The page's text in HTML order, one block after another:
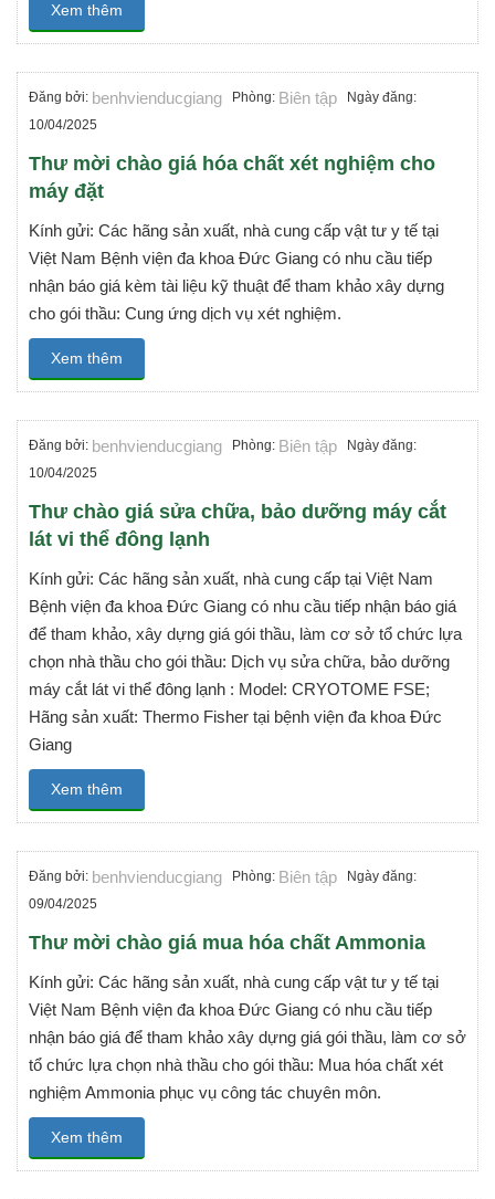
Xem thêm
Đăng bởi: benhvienducgiang Phòng: Biên tập Ngày đăng:
10/04/2025
Thư mời chào giá hóa chất xét nghiệm cho
máy đặt
Kính gửi: Các hãng sản xuất, nhà cung cấp vật tư y tế tại
Việt Nam Bệnh viện đa khoa Đức Giang có nhu cầu tiếp
nhận báo giá kèm tài liệu kỹ thuật để tham khảo xây dựng
cho gói thầu: Cung ứng dịch vụ xét nghiệm.
Xem thêm
Đăng bởi: benhvienducgiang Phòng: Biên tập Ngày đăng:
10/04/2025
Thư chào giá sửa chữa, bảo dưỡng máy cắt
lát vi thể đông lạnh
Kính gửi: Các hãng sản xuất, nhà cung cấp tại Việt Nam
Bệnh viện đa khoa Đức Giang có nhu cầu tiếp nhận báo giá
để tham khảo, xây dựng giá gói thầu, làm cơ sở tổ chức lựa
chọn nhà thầu cho gói thầu: Dịch vụ sửa chữa, bảo dưỡng
máy cắt lát vi thể đông lạnh : Model: CRYOTOME FSE;
Hãng sản xuất: Thermo Fisher tại bệnh viện đa khoa Đức
Giang
Xem thêm
Đăng bởi: benhvienducgiang Phòng: Biên tập Ngày đăng:
09/04/2025
Thư mời chào giá mua hóa chất Ammonia
Kính gửi: Các hãng sản xuất, nhà cung cấp vật tư y tế tại
Việt Nam Bệnh viện đa khoa Đức Giang có nhu cầu tiếp
nhận báo giá để tham khảo xây dựng giá gói thầu, làm cơ sở
tổ chức lựa chọn nhà thầu cho gói thầu: Mua hóa chất xét
nghiệm Ammonia phục vụ công tác chuyên môn.
Xem thêm